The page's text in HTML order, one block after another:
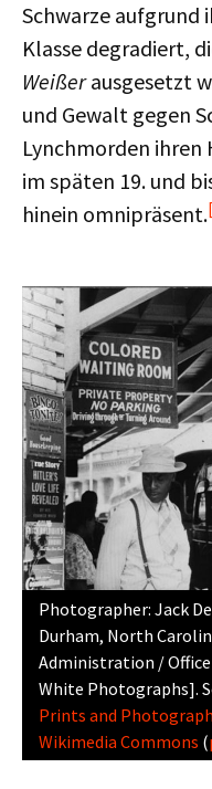
Schwarze aufgrund
Klasse degradiert,
Weißerausgesetzt
und Gewalt gegen
Lynchmorden
im späten 19. und
hinein omnipräsent.
Photographer: Jack
Durham, North
Administration /
White Photographs].
Prints and
Wikimedia Commons (